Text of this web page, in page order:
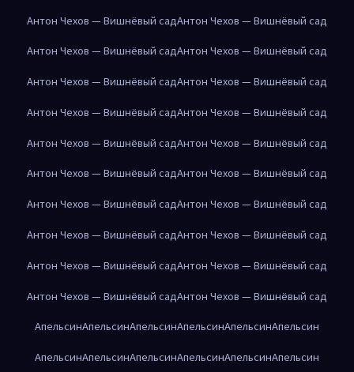
Антон Чехов — Вишнёвый садАнтон Чехов — Вишнёвый сад
Антон Чехов — Вишнёвый садАнтон Чехов — Вишнёвый сад
Антон Чехов — Вишнёвый садАнтон Чехов — Вишнёвый сад
Антон Чехов — Вишнёвый садАнтон Чехов — Вишнёвый сад
Антон Чехов — Вишнёвый садАнтон Чехов — Вишнёвый сад
Антон Чехов — Вишнёвый садАнтон Чехов — Вишнёвый сад
Антон Чехов — Вишнёвый садАнтон Чехов — Вишнёвый сад
Антон Чехов — Вишнёвый садАнтон Чехов — Вишнёвый сад
Антон Чехов — Вишнёвый садАнтон Чехов — Вишнёвый сад
Антон Чехов — Вишнёвый садАнтон Чехов — Вишнёвый сад
АпельсинАпельсинАпельсинАпельсинАпельсинАпельсин
АпельсинАпельсинАпельсинАпельсинАпельсинАпельсин